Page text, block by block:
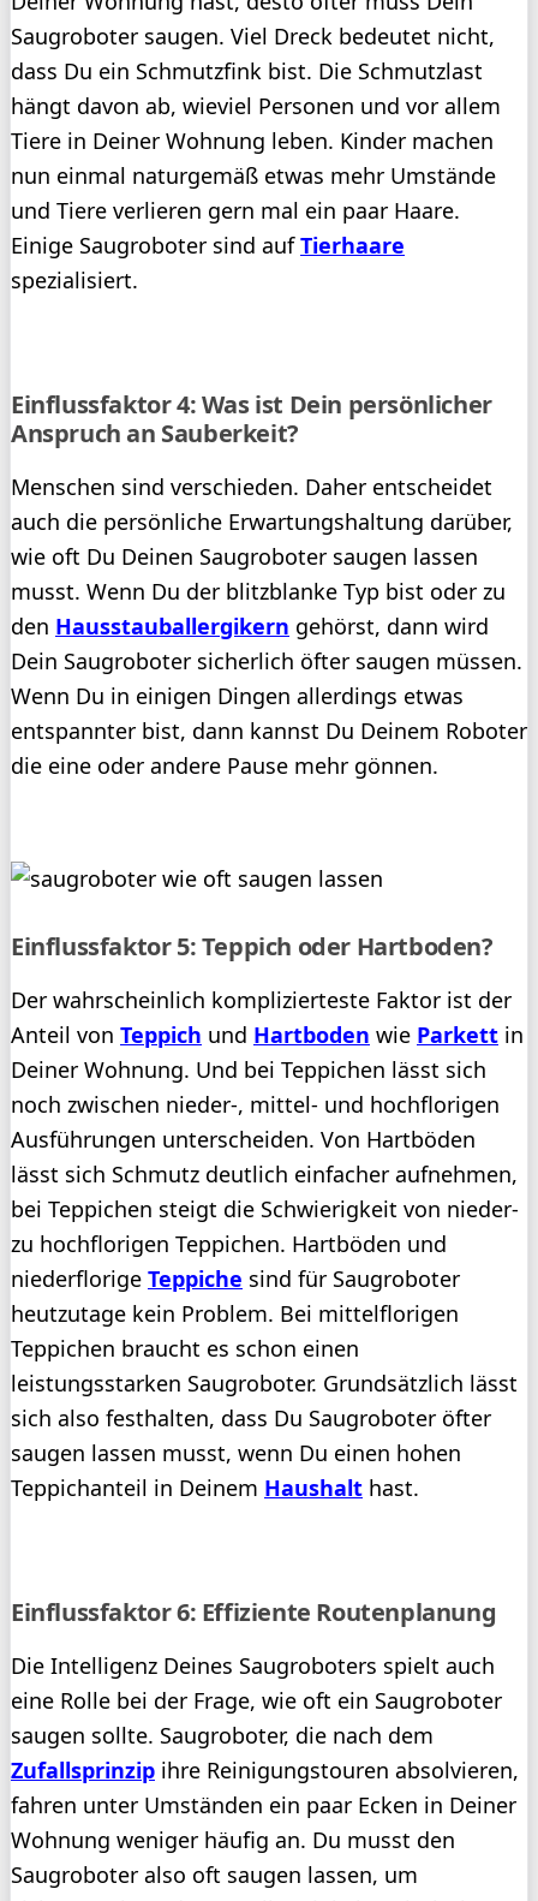
Saugroboter saugen. Viel Dreck bedeutet nicht,
dass Du ein Schmutzfink bist. Die Schmutzlast
hängt davon ab, wieviel Personen und vor allem
Tiere in Deiner Wohnung leben. Kinder machen
nun einmal naturgemäß etwas mehr Umstände
und Tiere verlieren gern mal ein paar Haare.
Einige Saugroboter sind aufTierhaare
spezialisiert.
Einflussfaktor 4: Was ist Dein persönlicher
Anspruch an Sauberkeit?
Menschen sind verschieden. Daher entscheidet
auch die persönliche Erwartungshaltung darüber,
wie oft Du Deinen Saugroboter saugen lassen
musst. Wenn Du der blitzblanke Typ bist oder zu
den Hausstauballergikern gehörst, dann wird
Dein Saugroboter sicherlich öfter saugen müssen.
Wenn Du in einigen Dingen allerdings etwas
entspannter bist, dann kannst Du Deinem Roboter
die eine oder andere Pause mehr gönnen.
Einflussfaktor 5: Teppich oder Hartboden?
Der wahrscheinlich komplizierteste Faktor ist der
Anteil von Teppich und Hartboden wie Parkett in
Deiner Wohnung. Und bei Teppichen lässt sich
noch zwischen nieder-, mittel- und hochflorigen
Ausführungen unterscheiden. Von Hartböden
lässt sich Schmutz deutlich einfacher aufnehmen,
bei Teppichen steigt die Schwierigkeit von nieder-
zu hochflorigen Teppichen. Hartböden und
niederflorige Teppiche sind für Saugroboter
heutzutage kein Problem. Bei mittelflorigen
Teppichen braucht es schon einen
leistungsstarken Saugroboter. Grundsätzlich lässt
sich also festhalten, dass Du Saugroboter öfter
saugen lassen musst, wenn Du einen hohen
Teppichanteil in Deinem Haushalt hast.
Einflussfaktor 6: Effiziente Routenplanung
Die Intelligenz Deines Saugroboters spielt auch
eine Rolle bei der Frage, wie oft ein Saugroboter
saugen sollte. Saugroboter, die nach dem
Zufallsprinzip ihre Reinigungstouren absolvieren,
fahren unter Umständen ein paar Ecken in Deiner
Wohnung weniger häufig an. Du musst den
Saugroboter also oft saugen lassen, um